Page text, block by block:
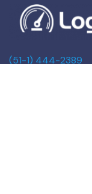
(51-1) 444-2389